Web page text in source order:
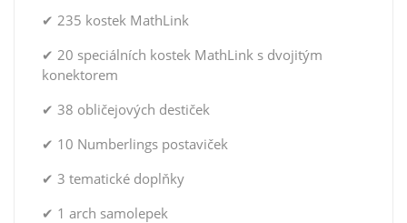
✔ 235 kostek MathLink
✔ 20 speciálních kostek MathLink s dvojitým
konektorem
✔ 38 obličejových destiček
✔ 10 Numberlings postaviček
✔ 3 tematické doplňky
✔ 1 arch samolepek